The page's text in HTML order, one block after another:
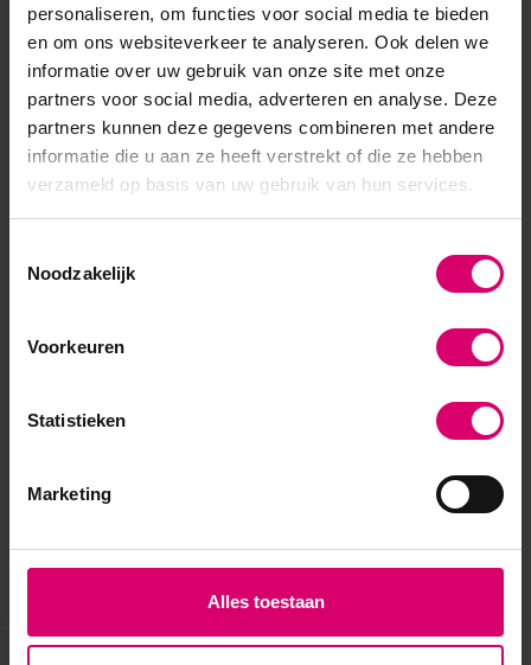
personaliseren, om functies voor social media te bieden
en om ons websiteverkeer te analyseren. Ook delen we
informatie over uw gebruik van onze site met onze
partners voor social media, adverteren en analyse. Deze
partners kunnen deze gegevens combineren met andere
informatie die u aan ze heeft verstrekt of die ze hebben
verzameld op basis van uw gebruik van hun services.
Noodzakelijk
Voorkeuren
Statistieken
Marketing
Alles toestaan
Product specificaties
Artikelnummer 44113
SKU 586151